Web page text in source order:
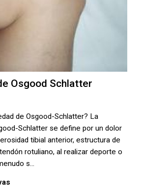
Osgood Schlatter
de Osgood-Schlatter? La
Schlatter se define por un dolor
tibial anterior, estructura de
rotuliano, al realizar deporte o
s...